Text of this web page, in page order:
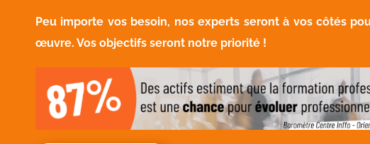
Peu importe vos besoin, nos experts seront à vos côtés
œuvre. Vos objectifs seront notre priorité !